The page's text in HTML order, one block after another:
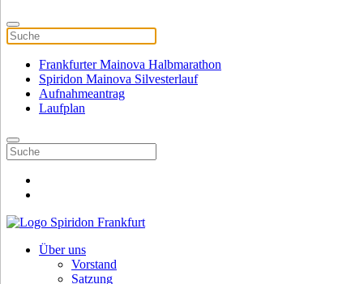
Frankfurter Mainova Halbmarathon
Spiridon Mainova Silvesterlauf
Aufnahmeantrag
Laufplan
Über uns
Vorstand
Satzung